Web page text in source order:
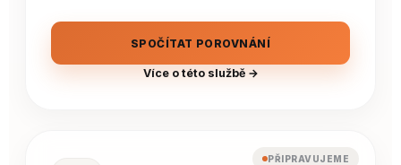
SPOČÍTAT POROVNÁNÍ
Více o této službě →
PŘIPRAVUJEME